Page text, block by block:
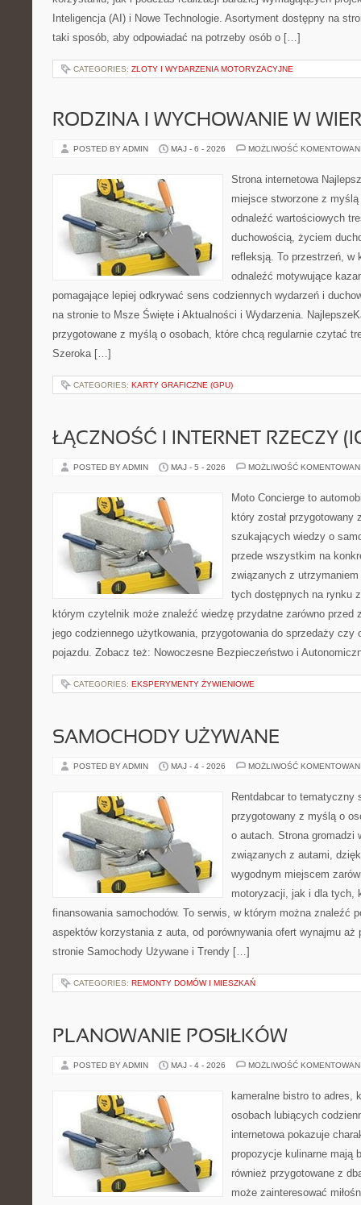
Inteligencja (AI) i Nowe Technologie. Asortyment dostępny na
taki sposób, aby odpowiadać na potrzeby osób o […]
CATEGORIES: ZLOTY I WYDARZENIA MOTORYZACYJNE
RODZINA I WYCHOWANIE W
POSTED BY ADMIN MAJ - 6 - 2026 MOŻLIWOŚĆ
Strona internetowa
miejsce stworzone z
odnaleźć wartościowych
duchowością, życiem
refleksją. To przestrzeń, w
odnaleźć motywujące
pomagające lepiej odkrywać sens codziennych wydarzeń i
na stronie to Msze Święte i Aktualności i Wydarzenia.
przygotowane z myślą o osobach, które chcą regularnie czytać
Szeroka […]
CATEGORIES: KARTY GRAFICZNE (GPU)
ŁĄCZNOŚĆ I INTERNET RZECZY
POSTED BY ADMIN MAJ - 5 - 2026 MOŻLIWOŚĆ
Moto Concierge to
który został przygotowany
szukających wiedzy o
przede wszystkim na
związanych z utrzymaniem
tych dostępnych na rynku
którym czytelnik może znaleźć wiedzę przydatne zarówno przed
jego codziennego użytkowania, przygotowania do sprzedaży czy
pojazdu. Zobacz też: Nowoczesne Bezpieczeństwo i
CATEGORIES: EKSPERYMENTY ŻYWIENIOWE
SAMOCHODY UŻYWANE
POSTED BY ADMIN MAJ - 4 - 2026 MOŻLIWOŚĆ
Rentdabcar to tematyczny
przygotowany z myślą o
o autach. Strona gromadzi
związanych z autami,
wygodnym miejscem
motoryzacji, jak i dla tych,
finansowania samochodów. To serwis, w którym można znaleźć
aspektów korzystania z auta, od porównywania ofert wynajmu aż
stronie Samochody Używane i Trendy […]
CATEGORIES: REMONTY DOMÓW I MIESZKAŃ
PLANOWANIE POSIŁKÓW
POSTED BY ADMIN MAJ - 4 - 2026 MOŻLIWOŚĆ
kameralne bistro to adres,
osobach lubiących
internetowa pokazuje
propozycje kulinarne mają
również przygotowane z
może zainteresować